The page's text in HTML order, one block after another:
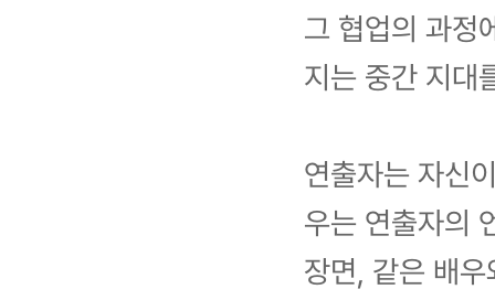
그 협업의 과정
지는 중간 지대
연출자는 자신
우는 연출자의
장면, 같은 배